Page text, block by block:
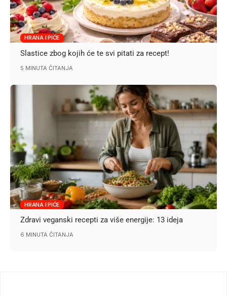
HRANA I PIĆE
Slastice zbog kojih će te svi pitati za recept!
5 MINUTA ČITANJA
HRANA I PIĆE
Zdravi veganski recepti za više energije: 13 ideja
6 MINUTA ČITANJA